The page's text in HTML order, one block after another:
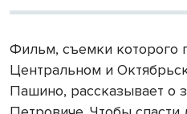
Фильм, съемки которого
Центральном и
Пашино, рассказывает о